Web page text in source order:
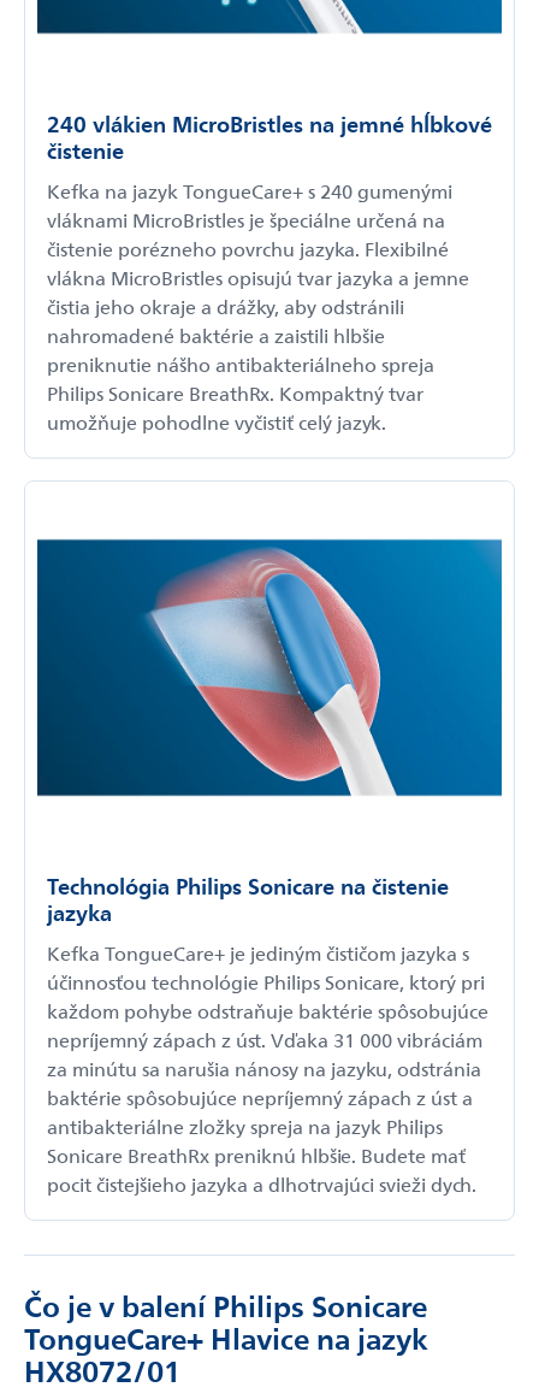
240 vlákien MicroBristles na jemné hĺbkové
čistenie
Kefka na jazyk TongueCare+ s 240 gumenými
vláknami MicroBristles je špeciálne určená na
čistenie porézneho povrchu jazyka. Flexibilné
vlákna MicroBristles opisujú tvar jazyka a jemne
čistia jeho okraje a drážky, aby odstránili
nahromadené baktérie a zaistili hlbšie
preniknutie nášho antibakteriálneho spreja
Philips Sonicare BreathRx. Kompaktný tvar
umožňuje pohodlne vyčistiť celý jazyk.
Technológia Philips Sonicare na čistenie
jazyka
Kefka TongueCare+ je jediným čističom jazyka s
účinnosťou technológie Philips Sonicare, ktorý pri
každom pohybe odstraňuje baktérie spôsobujúce
nepríjemný zápach z úst. Vďaka 31 000 vibráciám
za minútu sa narušia nánosy na jazyku, odstránia
baktérie spôsobujúce nepríjemný zápach z úst a
antibakteriálne zložky spreja na jazyk Philips
Sonicare BreathRx preniknú hlbšie. Budete mať
pocit čistejšieho jazyka a dlhotrvajúci svieži dych.
Čo je v balení Philips Sonicare
TongueCare+ Hlavice na jazyk
HX8072/01